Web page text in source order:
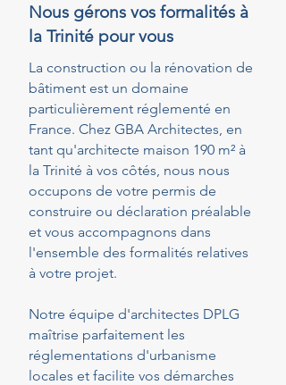
Nous gérons vos formalités à
la Trinité pour vous
La construction ou la rénovation de
bâtiment est un domaine
particulièrement réglementé en
France. Chez GBA Architectes, en
tant qu'architecte maison 190 m² à
la Trinité à vos côtés, nous nous
occupons de votre permis de
construire ou déclaration préalable
et vous accompagnons dans
l'ensemble des formalités relatives
à votre projet.
Notre équipe d'architectes DPLG
maîtrise parfaitement les
réglementations d'urbanisme
locales et facilite vos démarches